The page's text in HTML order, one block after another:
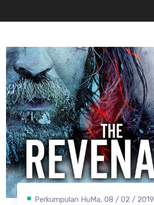
Perkumpulan HuMa, 08 / 02 / 2019